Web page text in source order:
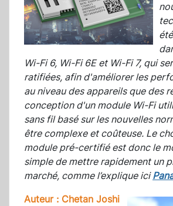
Wi-Fi 6, Wi-Fi 6E et Wi-Fi 7, qui
ratifiées, afin d'améliorer les
au niveau des appareils que des
conception d'un module Wi-Fi
sans fil basé sur les nouvelles
être complexe et coûteuse. Le
module pré-certifié est donc le
simple de mettre rapidement un
marché, comme l’explique ici
Auteur : Chetan Joshi